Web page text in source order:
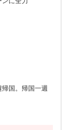
国。帰国一週